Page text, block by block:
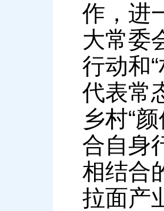
作，进
大常委
行动和
代表常
乡村“
合自身
相结合
拉面产